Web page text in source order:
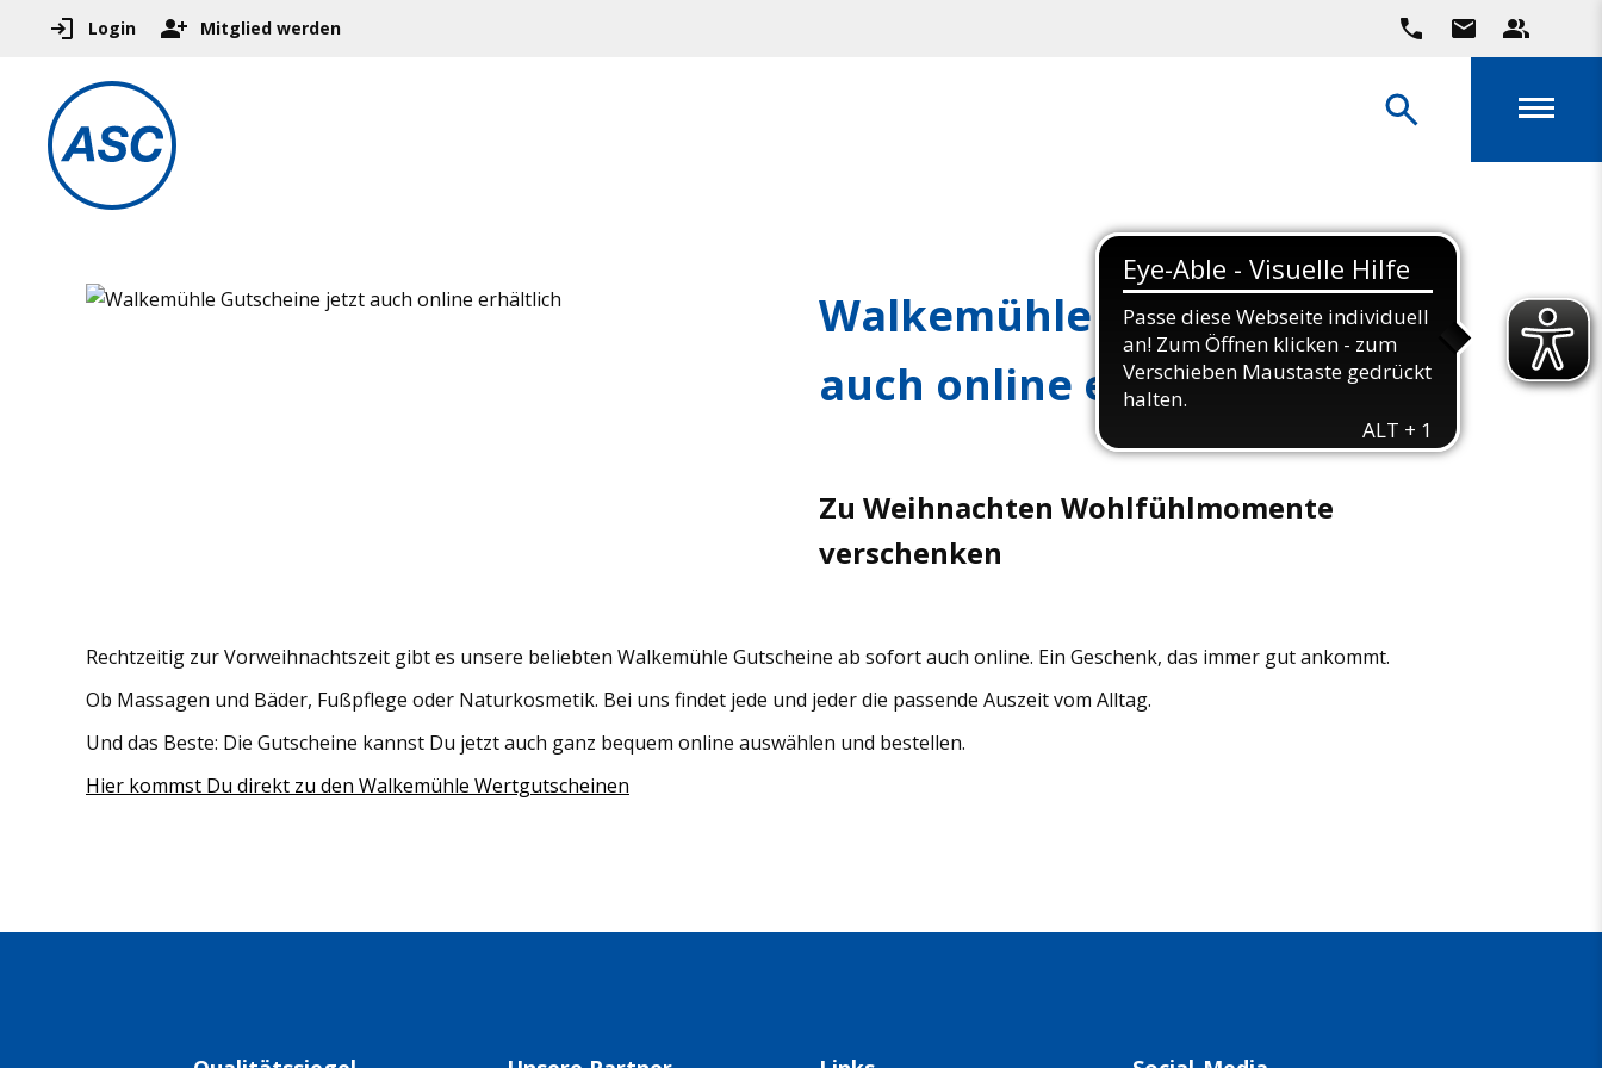
Login Mitglied werden
Walkemühle Gutscheine jetzt
auch online erhältlich
Zu Weihnachten Wohlfühlmomente
verschenken
Rechtzeitig zur Vorweihnachtszeit gibt es unsere beliebten Walkemühle Gutscheine ab sofort auch online. Ein Geschenk, das immer gut ankommt.
Ob Massagen und Bäder, Fußpflege oder Naturkosmetik. Bei uns findet jede und jeder die passende Auszeit vom Alltag.
Und das Beste: Die Gutscheine kannst Du jetzt auch ganz bequem online auswählen und bestellen.
Hier kommst Du direkt zu den Walkemühle Wertgutscheinen